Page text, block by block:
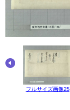
フルサイズ画像25